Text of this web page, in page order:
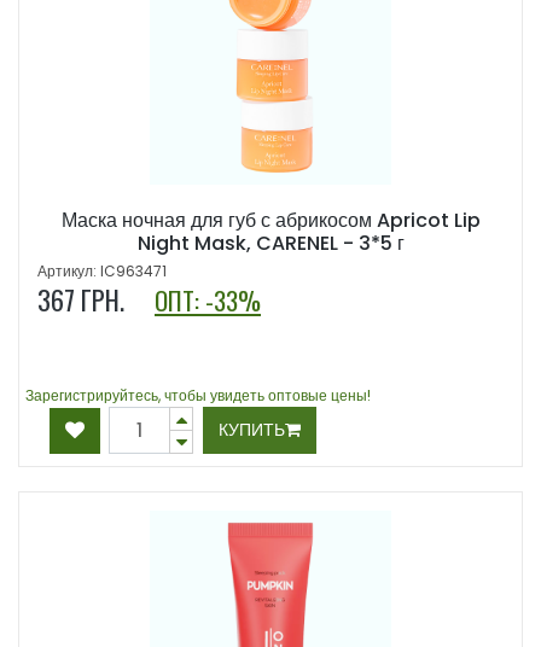
Маска ночная для губ с абрикосом Apricot Lip
Night Mask, CARENEL - 3*5 г
Артикул: IC963471
367 ГРН. ОПТ: -33%
Зарегистрируйтесь, чтобы увидеть оптовые цены!
КУПИТЬ